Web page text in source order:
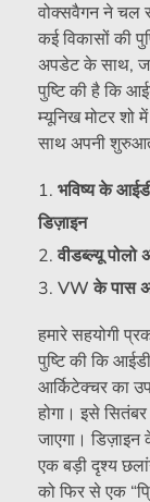
वोक्सवैगन ने चल
कई विकासों की
अपडेट के साथ,
पुष्टि की है कि
म्यूनिख मोटर
साथ अपनी
भविष्य के
डिज़ाइन
वीडब्ल्यू पोलो
VW के पास
हमारे सहयोगी
पुष्टि की कि
आर्किटेक्चर का
होगा। इसे
जाएगा।
एक बड़ी दृश्य
को फिर से एक